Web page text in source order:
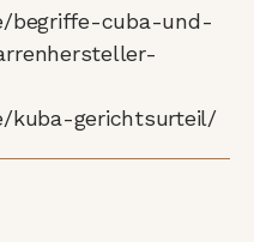
begriffe-cuba-und-
kuba-gerichtsurteil/